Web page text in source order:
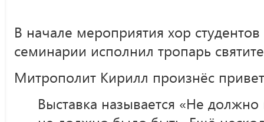
В начале мероприятия хор
семинарии исполнил тропарь
Митрополит Кирилл произнёс
Выставка называется «Не